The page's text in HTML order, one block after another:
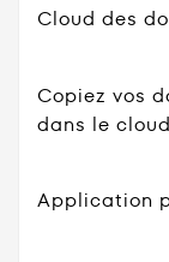
Cloud des
Copiez vos
dans le
Application